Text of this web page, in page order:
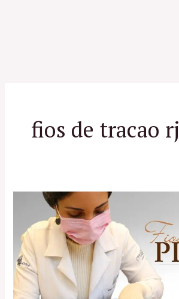
fios de tracao rj
Fios
de
PDO